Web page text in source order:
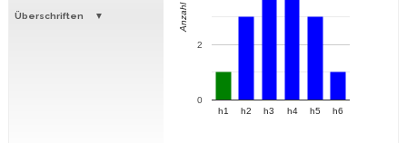
Überschriften
h1 h2 h3 h4 h5 h6
0
2
Anzahl